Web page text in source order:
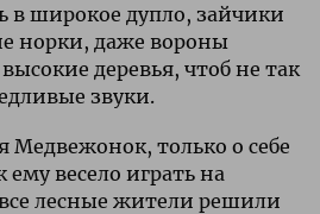
в широкое дупло, зайчики
норки, даже вороны
деревья, чтоб не так
звуки.
Медвежонок, только о себе
ему весело играть на
лесные жители решили